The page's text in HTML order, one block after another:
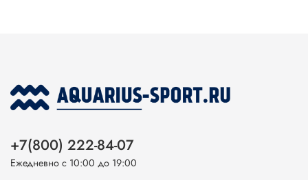
+7(800) 222-84-07
Ежедневно с 10:00 до 19:00